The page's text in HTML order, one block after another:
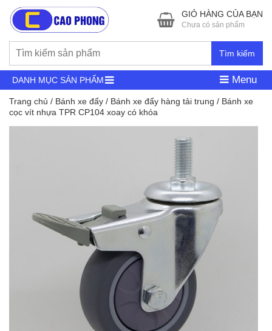
Tìm kiếm
GIỎ HÀNG CỦA BẠN
Chưa có sản phẩm
DANH MỤC SẢN PHẨM Menu
Trang chủ / Bánh xe đẩy / Bánh xe đẩy hàng tải trung / Bánh xe
cọc vít nhựa TPR CP104 xoay có khóa